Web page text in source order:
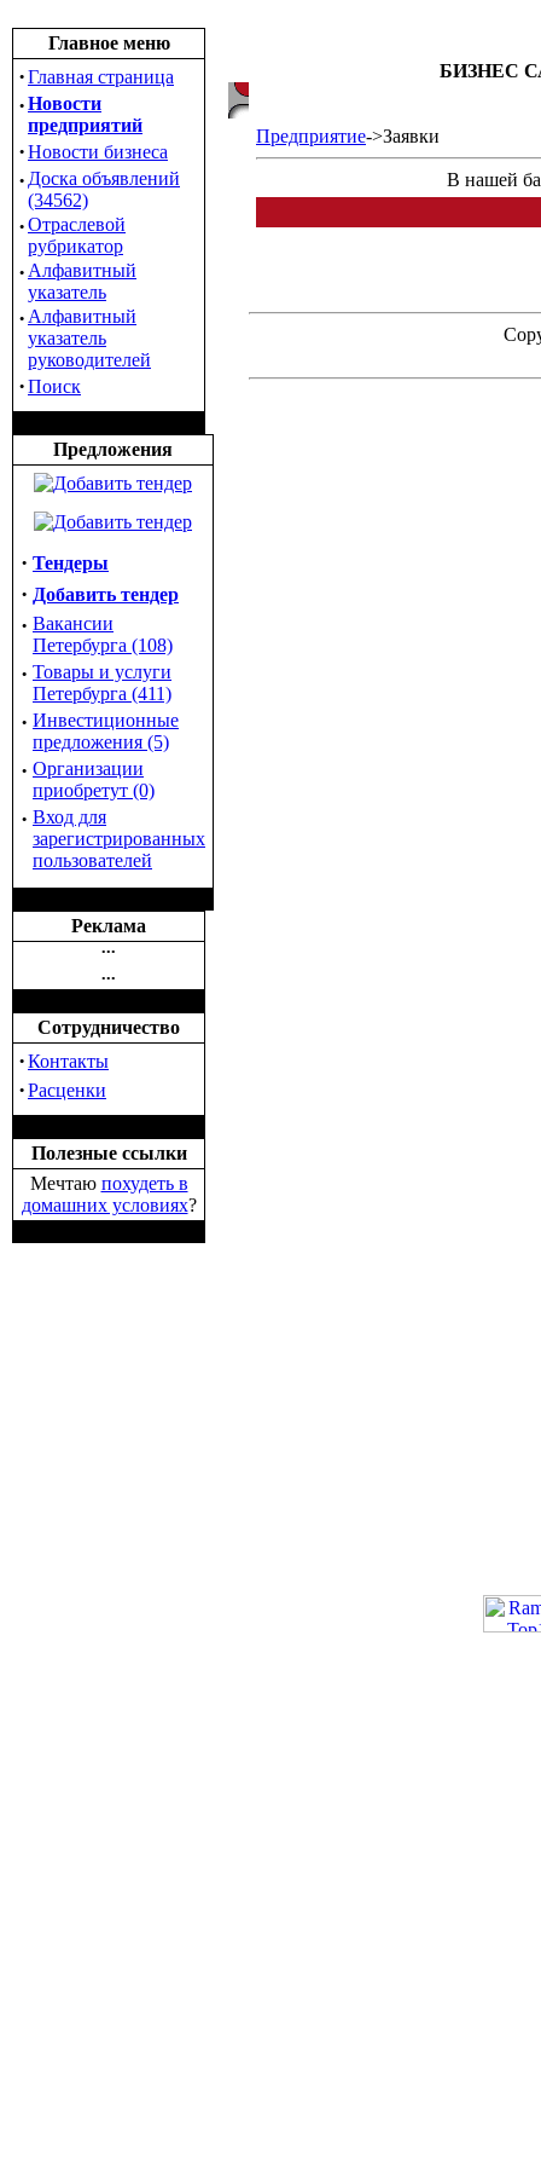
Главное меню
·Главная страница
·Новости
предприятий
·Новости бизнеса
· Доска объявлений
(34562)
·Отраслевой
рубрикатор
· Алфавитный
указатель
· Алфавитный
указатель
руководителей
·Поиск
Предложения
· Тендеры
· Добавить тендер
· Вакансии
Петербурга (108)
· Товары и услуги
Петербурга (411)
· Инвестиционные
предложения (5)
· Организации
приобретут (0)
· Вход для
зарегистрированных
пользователей
Реклама
•••
•••
Сотрудничество
·Контакты
·Расценки
Полезные ссылки
Мечтаю похудеть в
домашних условиях?
БИЗНЕС
Предприятие->Заявки
В нашей